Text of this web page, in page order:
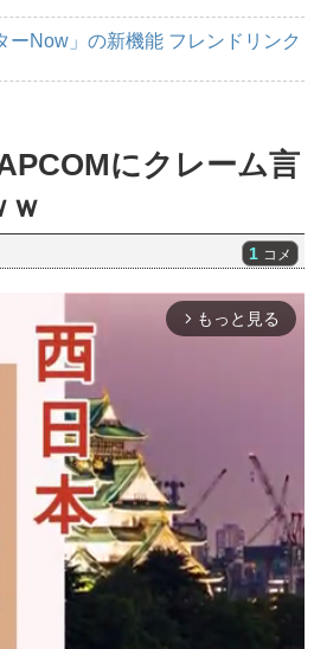
ーNow」の新機能 フレンドリンク
にクレーム言
1 コメ
arrow_forward_ios もっと見る